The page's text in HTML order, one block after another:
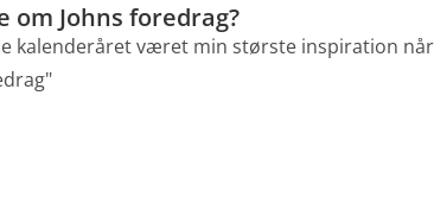
om Johns foredrag?
kalenderåret været min største inspiration